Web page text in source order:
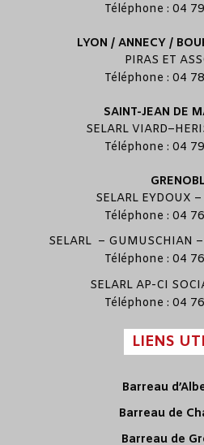
Téléphone : 04
LYON / ANNECY /
PIRAS ET
Téléphone : 04
SAINT-JEAN DE
SELARL VIARD–
Téléphone : 04
SELARL EYDOUX –
Téléphone : 04
SELARL – GUMUSCHIAN –
Téléphone : 04
SELARL AP-CI
Téléphone : 04
LIENS
Barreau
Barreau de
Barreau de